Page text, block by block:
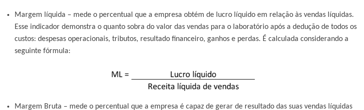
Margem líquida – mede o percentual que a empresa obtém de lucro líquido em relação às vendas líquidas.
Esse indicador demonstra o quanto sobra do valor das vendas para o laboratório após a dedução de todos os
custos: despesas operacionais, tributos, resultado financeiro, ganhos e perdas. É calculada considerando a
seguinte fórmula:
Margem Bruta – mede o percentual que a empresa é capaz de gerar de resultado das suas vendas líquidas